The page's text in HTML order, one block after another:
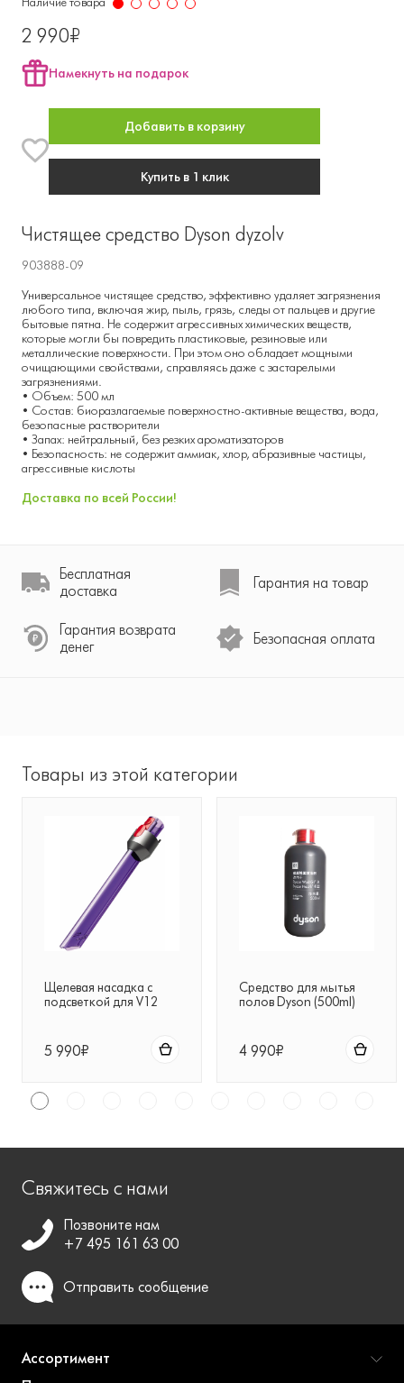
Чистящее средство Dyson dyzolv
903888-09
Универсальное чистящее средство, эффективно удаляет загрязнения
любого типа, включая жир, пыль, грязь, следы от пальцев и другие
бытовые пятна. Не содержит агрессивных химических веществ,
которые могли бы повредить пластиковые, резиновые или
металлические поверхности. При этом оно обладает мощными
очищающими свойствами, справляясь даже с застарелыми
загрязнениями.
• Объем: 500 мл
• Состав: биоразлагаемые поверхностно-активные вещества, вода,
безопасные растворители
• Запах: нейтральный, без резких ароматизаторов
• Безопасность: не содержит аммиак, хлор, абразивные частицы,
агрессивные кислоты
Доставка по всей России!
2 990₽
Намекнуть на подарок
Добавить в корзину
Купить в 1 клик
Бесплатная
доставка
Гарантия на товар
Гарантия возврата
денег
Безопасная оплата
Товары из этой категории
Щелевая насадка с
подсветкой для V12
5 990₽
Средство для мытья
полов Dyson (500ml)
4 990₽
Свяжитесь с нами
Позвоните нам
+7 495 161 63 00
Отправить сообщение
Ассортимент